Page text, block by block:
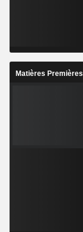
Matières Premières